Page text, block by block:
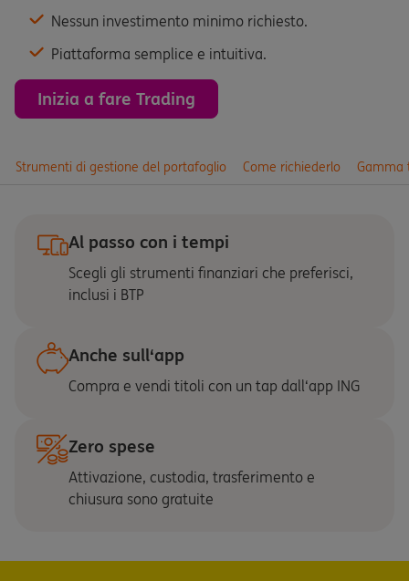
Nessun investimento minimo richiesto.
Piattaforma semplice e intuitiva.
Inizia a fare Trading
Strumenti di gestione del portafoglio Come richiederlo Gamma
Al passo con i tempi
Scegli gli strumenti finanziari che preferisci,
inclusi i BTP
Anche sull‘app
Compra e vendi titoli con un tap dall‘app ING
Zero spese
Attivazione, custodia, trasferimento e
chiusura sono gratuite